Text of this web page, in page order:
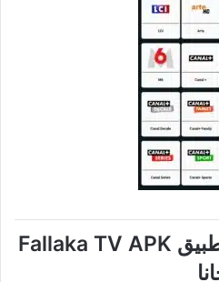
مميزات من تحميل تطبيق Fallaka TV APK